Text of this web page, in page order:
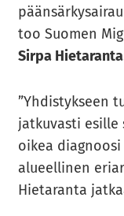
too Suo­men
Sirpa Hie­ta­ran­ta
”Yh­dis­tyk­seen
jat­ku­vas­ti esil­le
oikea
alu­eel­li­nen
Hie­ta­ran­ta